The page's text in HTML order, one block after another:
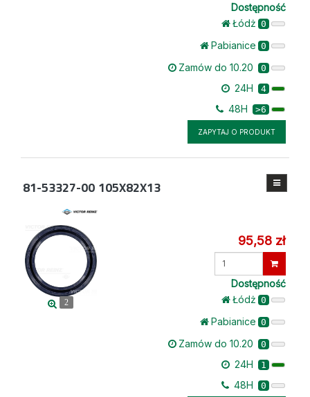
Dostępność
Łódż 0
Pabianice 0
Zamów do 10.20 0
24H 4
48H >6
ZAPYTAJ O PRODUKT
81-53327-00 105X82X13
2
95,58 zł
Wprowadź
Dostępność
Łódż 0
Pabianice 0
Zamów do 10.20 0
24H 1
48H 0